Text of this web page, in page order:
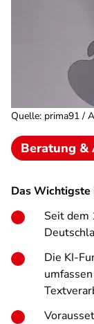
Quelle: prima91 /
Beratung &
Das Wichtigste
Seit dem
Die KI-